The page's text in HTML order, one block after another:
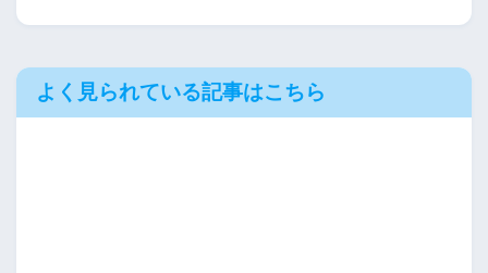
よく見られている記事はこちら